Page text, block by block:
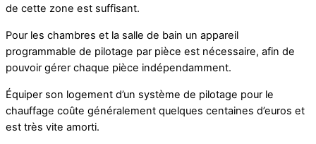
de cette zone est suffisant.
Pour les chambres et la salle de bain un appareil
programmable de pilotage par pièce est nécessaire, afin de
pouvoir gérer chaque pièce indépendamment.
Équiper son logement d’un système de pilotage pour le
chauffage coûte généralement quelques centaines d’euros et
est très vite amorti.